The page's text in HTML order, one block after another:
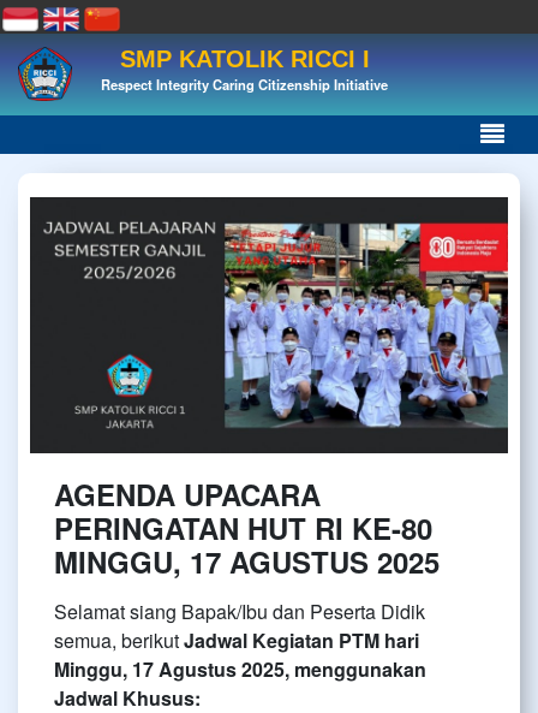
SMP KATOLIK RICCI I
Respect Integrity Caring Citizenship Initiative
AGENDA UPACARA
PERINGATAN HUT RI KE-80
MINGGU, 17 AGUSTUS 2025
Selamat siang Bapak/Ibu dan Peserta Didik
semua, berikutJadwal Kegiatan PTM hari
Minggu, 17 Agustus 2025, menggunakan
Jadwal Khusus: